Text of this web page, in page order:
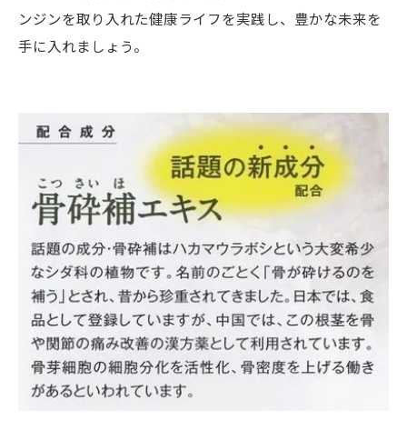
ンジンを取り入れた健康ライフを実践し、豊かな未来を
手に入れましょう。